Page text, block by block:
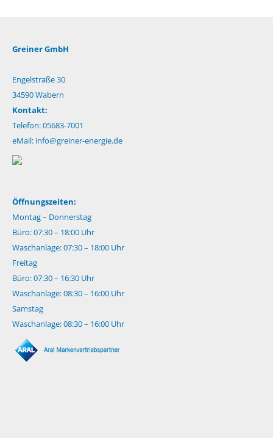
Greiner GmbH
Engelstraße 30
34590 Wabern
Kontakt:
Telefon: 05683-7001
eMail: info@greiner-energie.de
Öffnungszeiten:
Montag – Donnerstag
Büro: 07:30 – 18:00 Uhr
Waschanlage: 07:30 – 18:00 Uhr
Freitag
Büro: 07:30 – 16:30 Uhr
Waschanlage: 08:30 – 16:00 Uhr
Samstag
Waschanlage: 08:30 – 16:00 Uhr